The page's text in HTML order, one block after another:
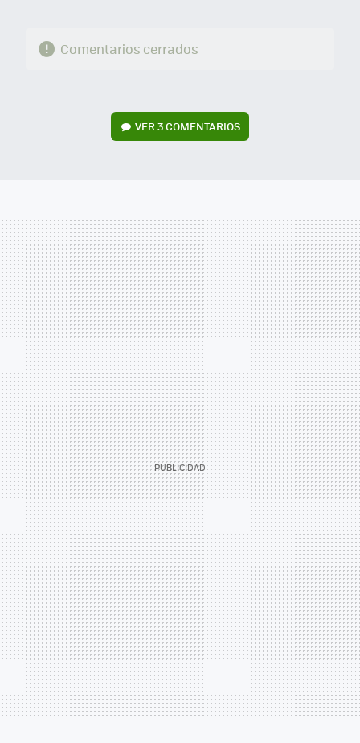
Comentarios cerrados
VER3 COMENTARIOS